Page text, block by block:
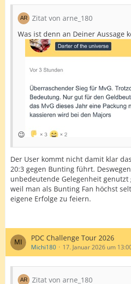
Zitat von arne_180
Was ist denn an Deiner Aussage
😉
Der User kommt nicht damit klar
20:3 gegen Bunting führt.
unbedeutende Gelegenheit genutzt
weil man als Bunting Fan höchst
eigene Erfolge zu feiern.
PDC Challenge Tour 2026
Michi180 17. Januar 2026 um
Zitat von arne_180